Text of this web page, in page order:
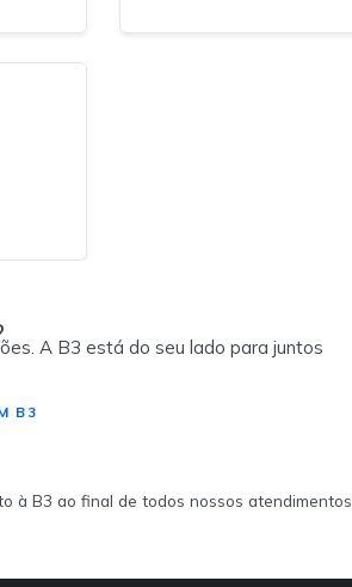
A B3 está do seu lado para juntos
B3
à B3 ao final de todos nossos atendimentos.